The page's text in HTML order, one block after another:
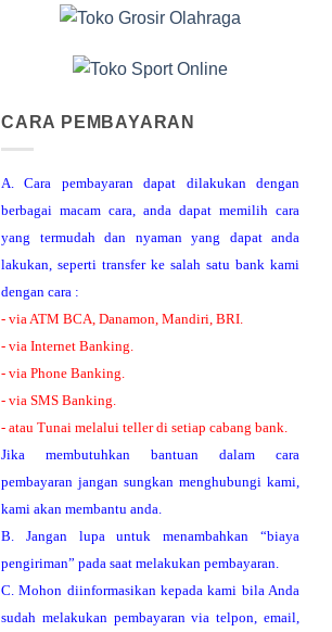
CARA PEMBAYARAN
A. Cara pembayaran dapat dilakukan dengan
berbagai macam cara, anda dapat memilih cara
yang termudah dan nyaman yang dapat anda
lakukan, seperti transfer ke salah satu bank kami
dengan cara :
- via ATM BCA, Danamon, Mandiri, BRI.
- via Internet Banking.
- via Phone Banking.
- via SMS Banking.
- atau Tunai melalui teller di setiap cabang bank.
Jika membutuhkan bantuan dalam cara
pembayaran jangan sungkan menghubungi kami,
kami akan membantu anda.
B. Jangan lupa untuk menambahkan “biaya
pengiriman” pada saat melakukan pembayaran.
C. Mohon diinformasikan kepada kami bila Anda
sudah melakukan pembayaran via telpon, email,